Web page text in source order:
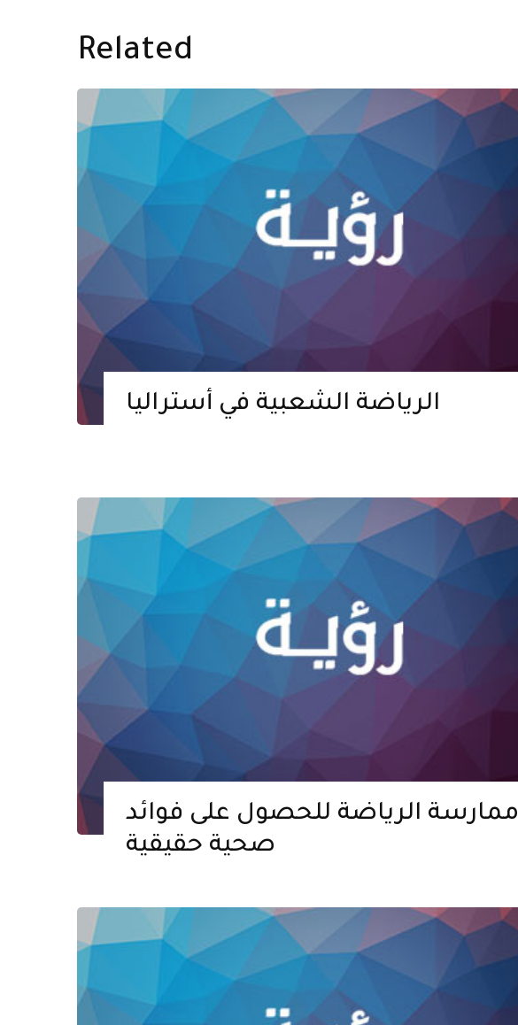
Related
الرياضة الشعبية في أستراليا
ممارسة الرياضة للحصول على فوائد
صحية حقيقية